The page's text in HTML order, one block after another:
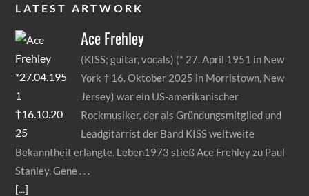
LATEST ARTWORK
AceFrehley
(KISS; guitar, vocals) (* 27. April 1951 in New
York † 16. Oktober 2025 in Morristown, New
Jersey) war ein US-amerikanischer
Rockmusiker, der als Gründungsmitglied und
Leadgitarrist der Band KISS weltweite
Bekanntheit erlangte. Leben1973 stieß Ace Frehley zu Paul
Stanley, Gene
[...]